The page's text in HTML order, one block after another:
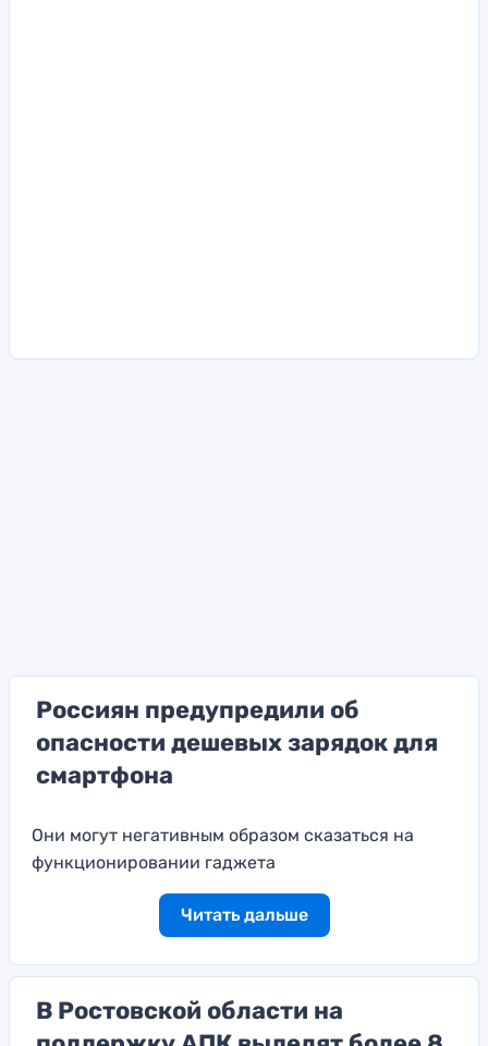
Россиян предупредили об
опасности дешевых зарядок для
смартфона
Они могут негативным образом сказаться на
функционировании гаджета
Читать дальше
В Ростовской области на